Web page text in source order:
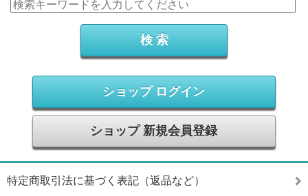
ショップ ログイン
ショップ 新規会員登録
特定商取引法に基づく表記（返品など）